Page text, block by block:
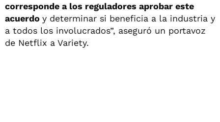
corresponde a los reguladores aprobar este
acuerdo y determinar si beneficia a la industria y
a todos los involucrados”, aseguró un portavoz
de Netflix a Variety.